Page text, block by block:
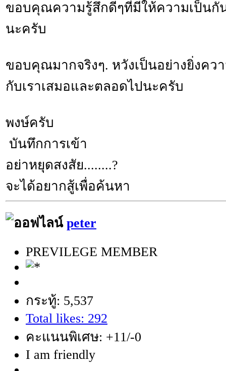
ขอบคุณความรู้สึกดีๆที่มีให้ความเป็นกั
นะครับ
ขอบคุณมากจริงๆ. หวังเป็นอย่างยิ่งคว
กับเราเสมอและตลอดไปนะครับ
พงษ์ครับ
บันทึกการเข้า
อย่าหยุดสงสัย........?
จะได้อยากสู้เพื่อค้นหา
peter
PREVILEGE MEMBER
กระทู้: 5,537
Total likes: 292
คะแนนพิเศษ: +11/-0
I am friendly